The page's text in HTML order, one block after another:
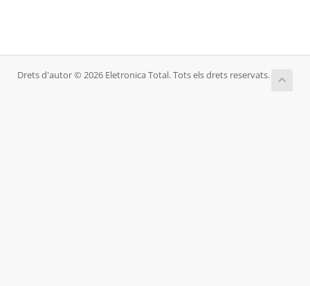
Drets d'autor © 2026 Eletronica Total. Tots els drets reservats.